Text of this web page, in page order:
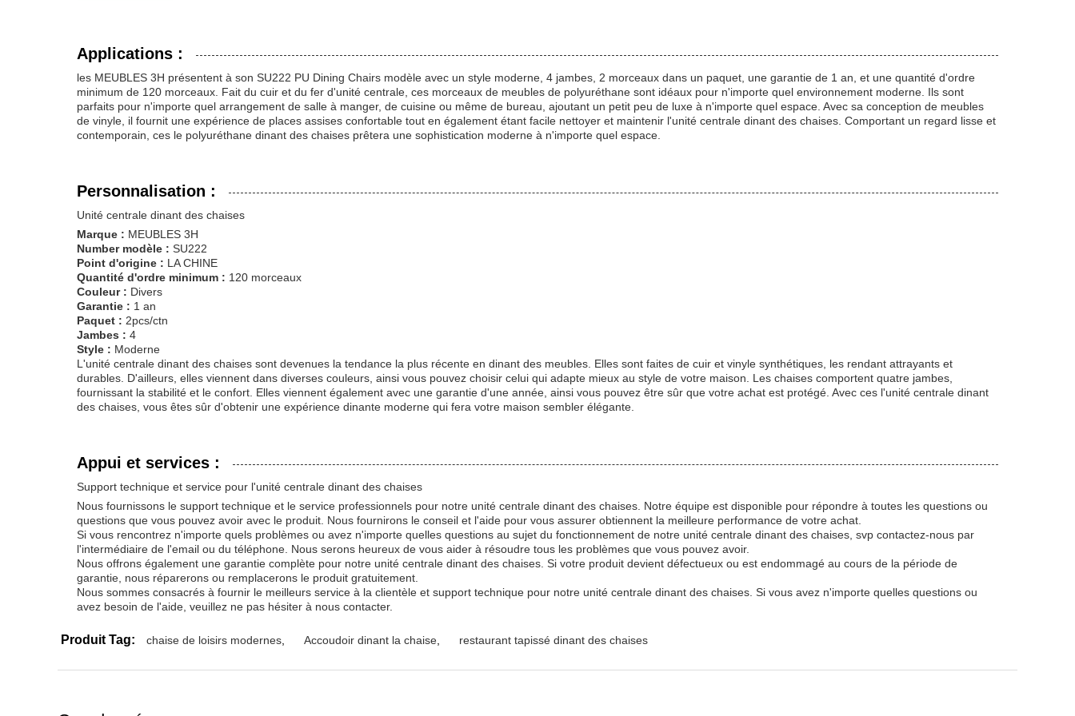
Applications :
les MEUBLES 3H présentent à son SU222 PU Dining Chairs modèle avec un style moderne, 4 jambes, 2 morceaux dans un paquet, une garantie de 1 an, et une quantité d'ordre
minimum de 120 morceaux. Fait du cuir et du fer d'unité centrale, ces morceaux de meubles de polyuréthane sont idéaux pour n'importe quel environnement moderne. Ils sont
parfaits pour n'importe quel arrangement de salle à manger, de cuisine ou même de bureau, ajoutant un petit peu de luxe à n'importe quel espace. Avec sa conception de meubles
de vinyle, il fournit une expérience de places assises confortable tout en également étant facile nettoyer et maintenir l'unité centrale dinant des chaises. Comportant un regard lisse et
contemporain, ces le polyuréthane dinant des chaises prêtera une sophistication moderne à n'importe quel espace.
Personnalisation :
Unité centrale dinant des chaises
Marque : MEUBLES 3H
Number modèle : SU222
Point d'origine : LA CHINE
Quantité d'ordre minimum : 120 morceaux
Couleur : Divers
Garantie : 1 an
Paquet : 2pcs/ctn
Jambes : 4
Style : Moderne
L'unité centrale dinant des chaises sont devenues la tendance la plus récente en dinant des meubles. Elles sont faites de cuir et vinyle synthétiques, les rendant attrayants et
durables. D'ailleurs, elles viennent dans diverses couleurs, ainsi vous pouvez choisir celui qui adapte mieux au style de votre maison. Les chaises comportent quatre jambes,
fournissant la stabilité et le confort. Elles viennent également avec une garantie d'une année, ainsi vous pouvez être sûr que votre achat est protégé. Avec ces l'unité centrale dinant
des chaises, vous êtes sûr d'obtenir une expérience dinante moderne qui fera votre maison sembler élégante.
Appui et services :
Support technique et service pour l'unité centrale dinant des chaises
Nous fournissons le support technique et le service professionnels pour notre unité centrale dinant des chaises. Notre équipe est disponible pour répondre à toutes les questions ou
questions que vous pouvez avoir avec le produit. Nous fournirons le conseil et l'aide pour vous assurer obtiennent la meilleure performance de votre achat.
Si vous rencontrez n'importe quels problèmes ou avez n'importe quelles questions au sujet du fonctionnement de notre unité centrale dinant des chaises, svp contactez-nous par
l'intermédiaire de l'email ou du téléphone. Nous serons heureux de vous aider à résoudre tous les problèmes que vous pouvez avoir.
Nous offrons également une garantie complète pour notre unité centrale dinant des chaises. Si votre produit devient défectueux ou est endommagé au cours de la période de
garantie, nous réparerons ou remplacerons le produit gratuitement.
Nous sommes consacrés à fournir le meilleurs service à la clientèle et support technique pour notre unité centrale dinant des chaises. Si vous avez n'importe quelles questions ou
avez besoin de l'aide, veuillez ne pas hésiter à nous contacter.
Produit Tag: chaise de loisirs modernes Accoudoir dinant la chaise restaurant tapissé dinant des chaises